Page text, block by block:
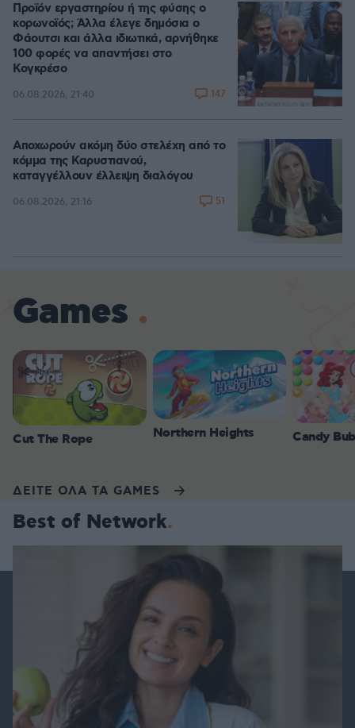
Προϊόν εργαστηρίου ή της φύσης ο
κορωνοϊός; Άλλα έλεγε δημόσια ο
Φάουτσι και άλλα ιδιωτικά, αρνήθηκε
100 φορές να απαντήσει στο
Κογκρέσο
06.08.2026, 21:40 147
Αποχωρούν ακόμη δύο στελέχη από το
κόμμα της Καρυστιανού,
καταγγέλλουν έλλειψη διαλόγου
06.08.2026, 21:16 51
Games
Cut The Rope Northern Heights Candy
ΔΕΙΤΕ ΟΛΑ ΤΑ GAMES
Best of Network